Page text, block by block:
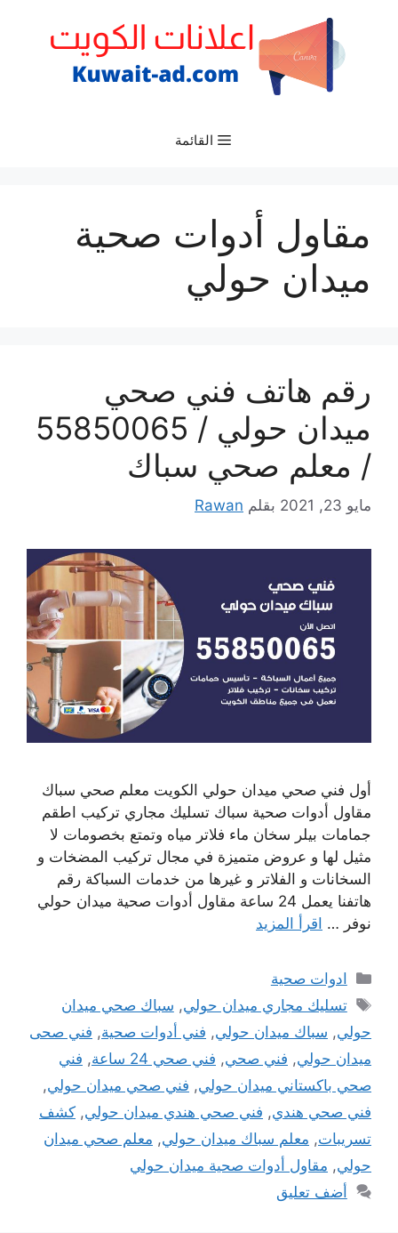
القائمة
مقاول أدوات صحية
ميدان حولي
رقم هاتف فني صحي
ميدان حولي / 55850065
/ معلم صحي سباك
مايو 23, 2021 بقلم Rawan
أول فني صحي ميدان حولي الكويت معلم صحي سباك
مقاول أدوات صحية سباك تسليك مجاري تركيب اطقم
جمامات بيلر سخان ماء فلاتر مياه وتمتع بخصومات لا
مثيل لها و عروض متميزة في مجال تركيب المضخات و
السخانات و الفلاتر و غيرها من خدمات السباكة رقم
هاتفنا يعمل 24 ساعة مقاول أدوات صحية ميدان حولي
نوفر … اقرأ المزيد
التصنيفات
ادوات صحية
الوسوم
تسليك مجاري ميدان حولي, سباك صحي ميدان
حولي, سباك ميدان حولي, فني أدوات صحية, فني صحى
ميدان حولي, فني صحي, فني صحي 24 ساعة , فني
صحي باكستاني ميدان حولي, فني صحي ميدان حولي,
فني صحي هندي, فني صحي هندي ميدان حولي, كشف
تسريبات, معلم سباك ميدان حولي, معلم صحي ميدان
حولي, مقاول أدوات صحية ميدان حولي
أضف تعليق